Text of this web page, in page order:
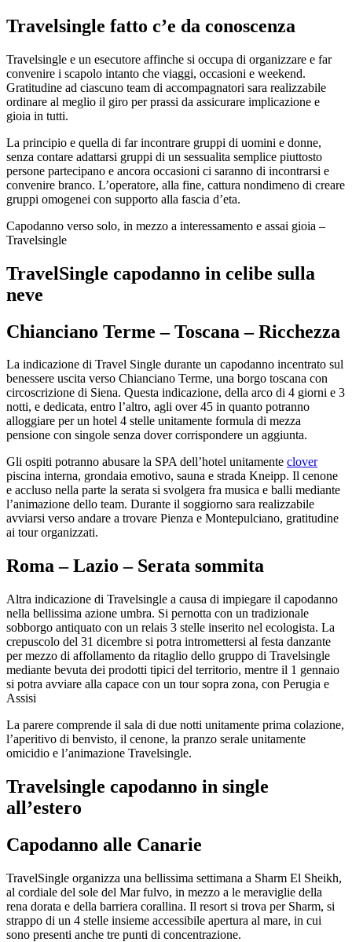
Travelsingle fatto c’e da conoscenza
Travelsingle e un esecutore affinche si occupa di organizzare e far
convenire i scapolo intanto che viaggi, occasioni e weekend.
Gratitudine ad ciascuno team di accompagnatori sara realizzabile
ordinare al meglio il giro per prassi da assicurare implicazione e
gioia in tutti.
La principio e quella di far incontrare gruppi di uomini e donne,
senza contare adattarsi gruppi di un sessualita semplice piuttosto
persone partecipano e ancora occasioni ci saranno di incontrarsi e
convenire branco. L’operatore, alla fine, cattura nondimeno di creare
gruppi omogenei con supporto alla fascia d’eta.
Capodanno verso solo, in mezzo a interessamento e assai gioia –
Travelsingle
TravelSingle capodanno in celibe sulla
neve
Chianciano Terme – Toscana – Ricchezza
La indicazione di Travel Single durante un capodanno incentrato sul
benessere uscita verso Chianciano Terme, una borgo toscana con
circoscrizione di Siena. Questa indicazione, della arco di 4 giorni e 3
notti, e dedicata, entro l’altro, agli over 45 in quanto potranno
alloggiare per un hotel 4 stelle unitamente formula di mezza
pensione con singole senza dover corrispondere un aggiunta.
Gli ospiti potranno abusare la SPA dell’hotel unitamente clover
piscina interna, grondaia emotivo, sauna e strada Kneipp. Il cenone
e accluso nella parte la serata si svolgera fra musica e balli mediante
l’animazione dello team. Durante il soggiorno sara realizzabile
avviarsi verso andare a trovare Pienza e Montepulciano, gratitudine
ai tour organizzati.
Roma – Lazio – Serata sommita
Altra indicazione di Travelsingle a causa di impiegare il capodanno
nella bellissima azione umbra. Si pernotta con un tradizionale
sobborgo antiquato con un relais 3 stelle inserito nel ecologista. La
crepuscolo del 31 dicembre si potra intromettersi al festa danzante
per mezzo di affollamento da ritaglio dello gruppo di Travelsingle
mediante bevuta dei prodotti tipici del territorio, mentre il 1 gennaio
si potra avviare alla capace con un tour sopra zona, con Perugia e
Assisi
La parere comprende il sala di due notti unitamente prima colazione,
l’aperitivo di benvisto, il cenone, la pranzo serale unitamente
omicidio e l’animazione Travelsingle.
Travelsingle capodanno in single
all’estero
Capodanno alle Canarie
TravelSingle organizza una bellissima settimana a Sharm El Sheikh,
al cordiale del sole del Mar fulvo, in mezzo a le meraviglie della
rena dorata e della barriera corallina. Il resort si trova per Sharm, si
strappo di un 4 stelle insieme accessibile apertura al mare, in cui
sono presenti anche tre punti di concentrazione.